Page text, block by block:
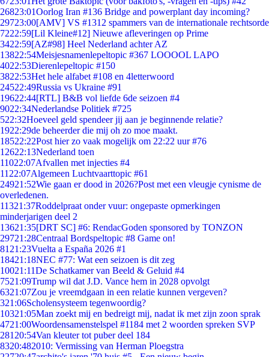
26823:01Oorlog Iran #136 Bridge and powerplant day incoming?
29723:00[AMV] VS #1312 spammers van de internationale rechtsorde
7222:59[Lil Kleine#12] Nieuwe afleveringen op Prime
3422:59[AZ#98] Heel Nederland achter AZ
13822:54Meisjesnamenlepeltopic #367 LOOOOL LAPO
4022:53Dierenlepeltopic #150
3822:53Het hele alfabet #108 en 4letterwoord
24522:49Russia vs Ukraine #91
19622:44[RTL] B&B vol liefde 6de seizoen #4
9022:34Nederlandse Politiek #725
522:32Hoeveel geld spendeer jij aan je beginnende relatie?
1922:29de beheerder die mij oh zo moe maakt.
18522:22Post hier zo vaak mogelijk om 22:22 uur #76
12622:13Nederland toen
11022:07Afvallen met injecties #4
11 22:07Algemeen Luchtvaarttopic #61
24921:52Wie gaan er dood in 2026?Post met een vleugje cynisme de
overledenen.
11321:37Roddelpraat onder vuur: ongepaste opmerkingen
minderjarigen deel 2
13621:35[DRT SC] #6: RendacGoden sponsored by TONZON
29721:28Centraal Bordspeltopic #8 Game on!
81 21:23Vuelta a España 2026 #1
18421:18NEC #77: Wat een seizoen is dit zeg
10021:11De Schatkamer van Beeld & Geluid #4
7521:09Trump wil dat J.D. Vance hem in 2028 opvolgt
6321:07Zou je vreemdgaan in een relatie kunnen vergeven?
321:06Scholensysteem tegenwoordig?
10321:05Man zoekt mij en bedreigt mij, nadat ik met zijn zoon sprak
4721:00Woordensamenstelspel #1184 met 2 woorden spreken SVP
281 20:54Van kleuter tot puber deel 184
8320:482010: Vermissing van Herman Ploegstra